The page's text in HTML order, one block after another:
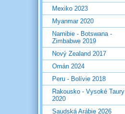
Mexiko 2023
Myanmar 2020
Namibie - Botswana -
Zimbabwe 2019
Nový Zealand 2017
Omán 2024
Peru - Bolívie 2018
Rakousko - Vysoké Taury
2020
Saudská Arábie 2026